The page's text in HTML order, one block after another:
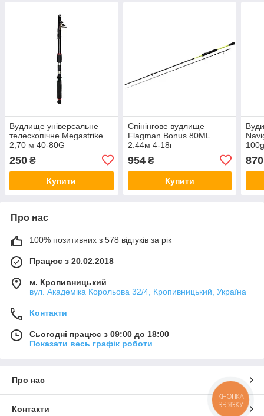
Вудлище універсальне
телескопічне Megastrike
2,70 м 40-80G
250 ₴
Купити
Cпінінговe вудлище
Flagman Bonus 80ML
2.44м 4-18г
954₴
Купити
870
Про нас
100% позитивних з 578 відгуків за рік
Працює з 20.02.2018
м. Кропивницький
вул. Академіка Корольова 32/4, Кропивницький, Україна
Контакти
Сьогодні працює з 09:00 до 18:00
Показати весь графік роботи
Про нас
Контакти
КНОПКА
ЗВ'ЯЗКУ